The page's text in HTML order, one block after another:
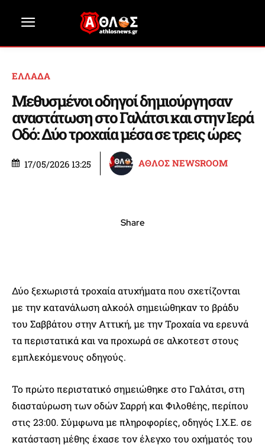
ΕΛΛΑΔΑ
Μεθυσμένοι οδηγοί δημιούργησαν
αναστάτωση στο Γαλάτσι και στην Ιερά
Οδό: Δύο τροχαία μέσα σε τρεις ώρες
17/05/2026 13:25 ΑΘΛΟΣ NEWSROOM
Share
Δύο ξεχωριστά τροχαία ατυχήματα που σχετίζονται
με την κατανάλωση αλκοόλ σημειώθηκαν το βράδυ
του Σαββάτου στην Αττική, με την Τροχαία να ερευνά
τα περιστατικά και να προχωρά σε αλκοτεστ στους
εμπλεκόμενους οδηγούς.
Το πρώτο περιστατικό σημειώθηκε στο Γαλάτσι, στη
διασταύρωση των οδών Σαρρή και Φιλοθέης, περίπου
στις 23:00. Σύμφωνα με πληροφορίες, οδηγός Ι.Χ.Ε. σε
κατάσταση μέθης έχασε τον έλεγχο του οχήματός του